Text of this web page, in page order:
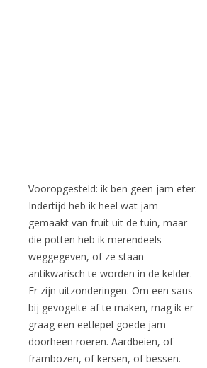
Vooropgesteld: ik ben geen jam eter.
Indertijd heb ik heel wat jam
gemaakt van fruit uit de tuin, maar
die potten heb ik merendeels
weggegeven, of ze staan
antikwarisch te worden in de kelder.
Er zijn uitzonderingen. Om een saus
bij gevogelte af te maken, mag ik er
graag een eetlepel goede jam
doorheen roeren. Aardbeien, of
frambozen, of kersen, of bessen.